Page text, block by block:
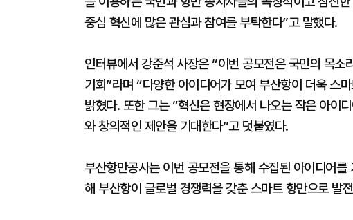
중심 혁신에 많은 관심과 참여를 부탁한다”고 말했다.
인터뷰에서 강준석 사장은 “이번 공모전은 국민의 목
기회”라며 “다양한 아이디어가 모여 부산항이 더욱 스
밝혔다. 또한 그는 “혁신은 현장에서 나오는 작은 아이
와 창의적인 제안을 기대한다”고 덧붙였다.
부산항만공사는 이번 공모전을 통해 수집된 아이디어
해 부산항이 글로벌 경쟁력을 갖춘 스마트 항만으로 발